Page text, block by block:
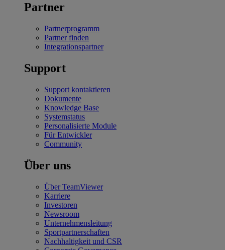
Partner
Partnerprogramm
Partner finden
Integrationspartner
Support
Support kontaktieren
Dokumente
Knowledge Base
Systemstatus
Personalisierte Module
Für Entwickler
Community
Über uns
Über TeamViewer
Karriere
Investoren
Newsroom
Unternehmensleitung
Sportpartnerschaften
Nachhaltigkeit und CSR